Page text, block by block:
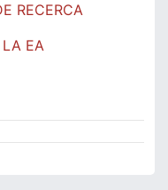
RECERCA
LA EA